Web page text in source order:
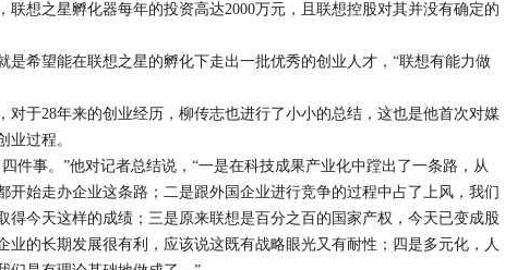
想之星孵化器每年的投资高达2000万元，且联想控股对其并没有确定的
希望能在联想之星的孵化下走出一批优秀的创业人才，“联想有能力做
于28年来的创业经历，柳传志也进行了小小的总结，这也是他首次对媒
业过程。
事。”他对记者总结说，“一是在科技成果产业化中蹚出了一条路，从
开始走办企业这条路；二是跟外国企业进行竞争的过程中占了上风，我们
得今天这样的成绩；三是原来联想是百分之百的国家产权，今天已变成股
业的长期发展很有利，应该说这既有战略眼光又有耐性；四是多元化，人